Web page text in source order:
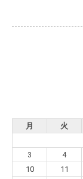
月 火
3
4
10
11